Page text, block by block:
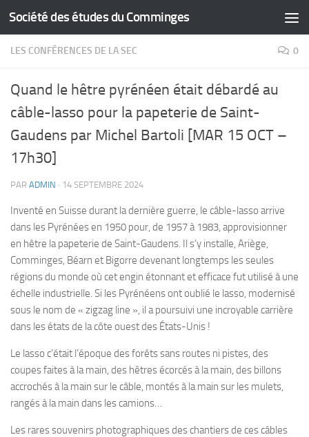
Skip to content
Société des études du Comminges
LES CONFÉRENCES DE LA SEC 0
Quand le hêtre pyrénéen était débardé au
câble-lasso pour la papeterie de Saint-
Gaudens par Michel Bartoli [MAR 15 OCT –
17h30]
PAR ADMIN · 14 SEPTEMBRE 2024
Inventé en Suisse durant la dernière guerre, le câble-lasso arrive
dans les Pyrénées en 1950 pour, de 1957 à 1983, approvisionner
en hêtre la papeterie de Saint-Gaudens. Il s’y installe, Ariège,
Comminges, Béarn et Bigorre devenant longtemps les seules
régions du monde où cet engin étonnant et efficace fut utilisé à une
échelle industrielle. Si les Pyrénéens ont oublié le lasso, modernisé
sous le nom de « zigzag line », il a poursuivi une incroyable carrière
dans les états de la côte ouest des États-Unis !
Le lasso c’était l’époque des forêts sans routes ni pistes, des
coupes faites à la main, des hêtres écorcés à la main, des billons
accrochés à la main sur le câble, montés à la main sur les mulets,
rangés à la main dans les camions…
Les rares souvenirs photographiques des chantiers de ces câbles